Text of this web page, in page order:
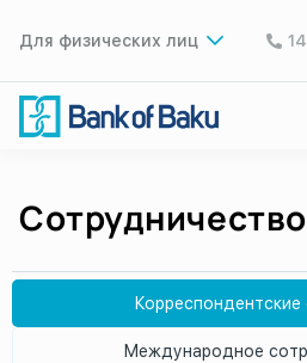
Для физических лиц
Сотрудничество
Международное